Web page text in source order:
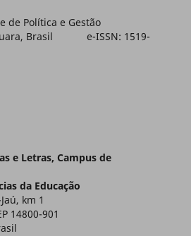
de Política e Gestão
Brasil e-ISSN: 1519-
e Letras, Campus de
da Educação
km 1
14800-901